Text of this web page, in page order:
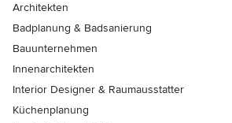
Architekten
Badplanung & Badsanierung
Bauunternehmen
Innenarchitekten
Interior Designer & Raumausstatter
Küchenplanung